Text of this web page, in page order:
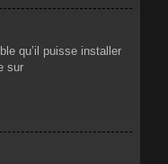
qu’il puisse installer
sur